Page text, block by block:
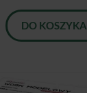
DO KOSZYKA